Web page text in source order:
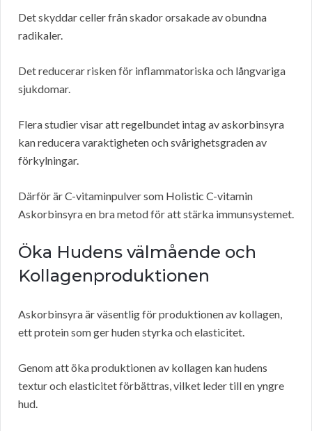
Det skyddar celler från skador orsakade av obundna
radikaler.
Det reducerar risken för inflammatoriska och långvariga
sjukdomar.
Flera studier visar att regelbundet intag av askorbinsyra
kan reducera varaktigheten och svårighetsgraden av
förkylningar.
Därför är C-vitaminpulver som Holistic C-vitamin
Askorbinsyra en bra metod för att stärka immunsystemet.
Öka Hudens välmående och
Kollagenproduktionen
Askorbinsyra är väsentlig för produktionen av kollagen,
ett protein som ger huden styrka och elasticitet.
Genom att öka produktionen av kollagen kan hudens
textur och elasticitet förbättras, vilket leder till en yngre
hud.